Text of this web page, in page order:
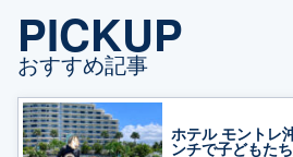
PICKUP
おすすめ記事
ホテル モントレ
ンチで子どもた